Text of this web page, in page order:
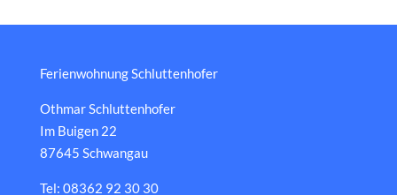
Ferienwohnung Schluttenhofer
Othmar Schluttenhofer
Im Buigen 22
87645 Schwangau
Tel: 08362 92 30 30